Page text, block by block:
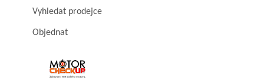
Vyhledat prodejce
Objednat